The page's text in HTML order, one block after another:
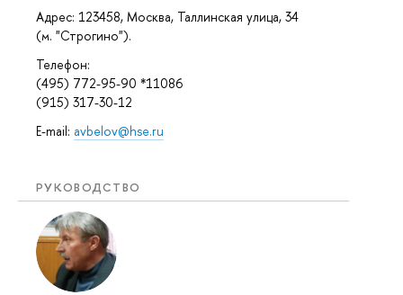
Адрес: 123458, Москва, Таллинская улица, 34
(м. "Строгино").
Телефон:
(495) 772-95-90 *11086
(915) 317-30-12
E-mail: avbelov@hse.ru
РУКОВОДСТВО